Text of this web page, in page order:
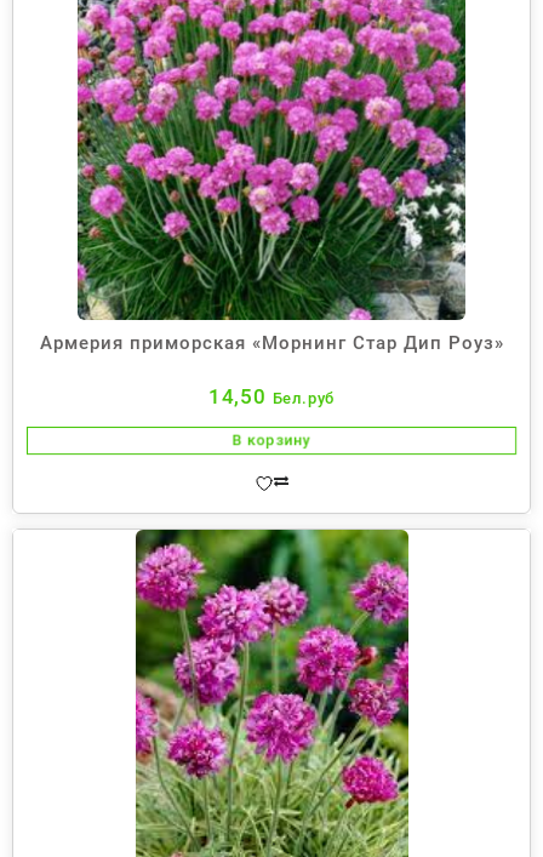
Армерия приморская «Морнинг Стар Дип Роуз»
14,50 Бел.руб
В корзину